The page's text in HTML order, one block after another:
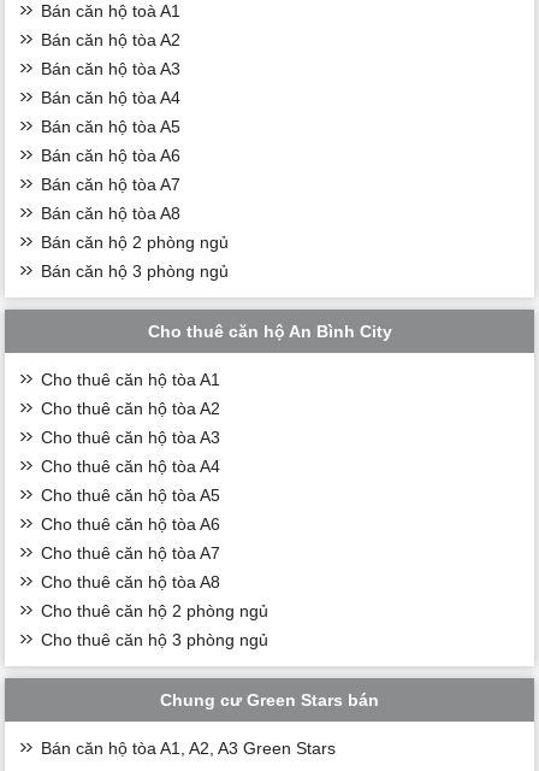
Bán căn hộ toà A1
Bán căn hộ tòa A2
Bán căn hộ tòa A3
Bán căn hộ tòa A4
Bán căn hộ tòa A5
Bán căn hộ tòa A6
Bán căn hộ tòa A7
Bán căn hộ tòa A8
Bán căn hộ 2 phòng ngủ
Bán căn hộ 3 phòng ngủ
Cho thuê căn hộ An Bình City
Cho thuê căn hộ tòa A1
Cho thuê căn hộ tòa A2
Cho thuê căn hộ tòa A3
Cho thuê căn hộ tòa A4
Cho thuê căn hộ tòa A5
Cho thuê căn hộ tòa A6
Cho thuê căn hộ tòa A7
Cho thuê căn hộ tòa A8
Cho thuê căn hộ 2 phòng ngủ
Cho thuê căn hộ 3 phòng ngủ
Chung cư Green Stars bán
Bán căn hộ tòa A1, A2, A3 Green Stars